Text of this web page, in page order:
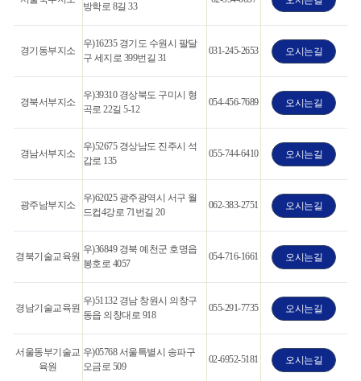
방학로 8길 33
경기동부지소
우)16235 경기도 수원시 팔달
구 세지로 399번길 31
031-245-2653 오시는길
경북서부지소
우)39310 경상북도 구미시 형
곡로 22길 5-12
054-456-7689 오시는길
경남서부지소
우)52675 경상남도 진주시 석
갑로 135
055-744-6410 오시는길
광주남부지소
우)62025 광주광역시 서구 월
드컵4강로 71번길 20
062-383-2751 오시는길
경북기술교육원
우)36849 경북 예천군 호명읍
봉호로 4057
054-716-1661 오시는길
경남기술교육원
우)51132 경남 창원시 의창구
동읍 의창대로 918
055-291-7735 오시는길
서울동부기술교
육원
우)05768 서울특별시 송파구
오금로 509
02-6952-5181 오시는길